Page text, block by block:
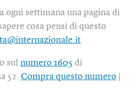
ogni settimana una pagina di
cosa pensi di questo
sul numero 1605 di
52. Compra questo numero